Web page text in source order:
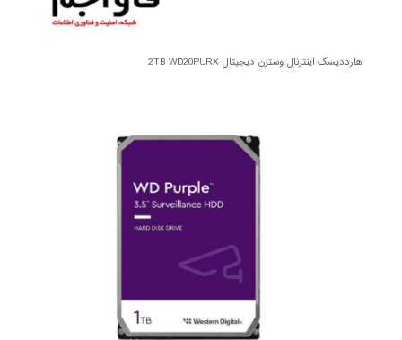
هارددیسک اینترنال وسترن دیجیتال 2TB WD20PURX